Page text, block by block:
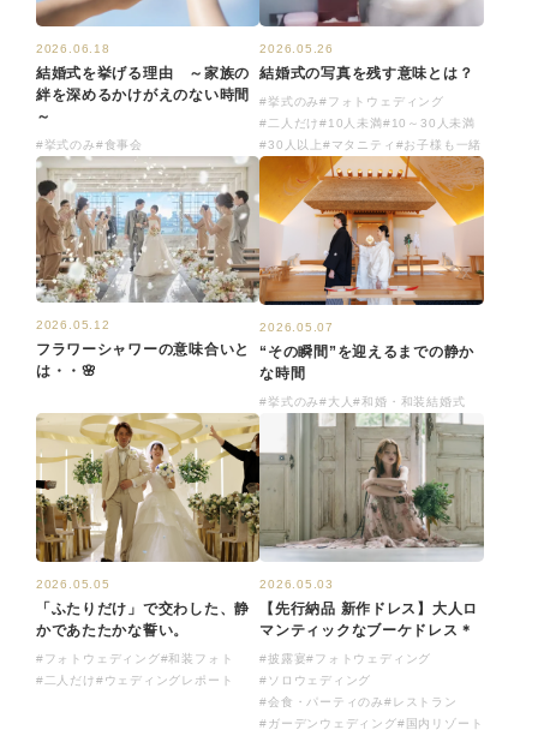
2026.06.18
結婚式を挙げる理由 ～家族の
絆を深めるかけがえのない時間
～
#挙式のみ#食事会
2026.05.26
結婚式の写真を残す意味とは？
#挙式のみ#フォトウェディング
#二人だけ#10人未満#10～30人未満
#30人以上#マタニティ #お子様も一緒
2026.05.12
フラワーシャワーの意味合いと
は・・🌸
2026.05.07
“その瞬間”を迎えるまでの静か
な時間
#挙式のみ#大人#和婚・和装結婚式
2026.05.05
「ふたりだけ」で交わした、静
かであたたかな誓い。
#フォトウェディング#和装フォト
#二人だけ#ウェディングレポート
2026.05.03
【先行納品 新作ドレス】大人ロ
マンティックなブーケドレス＊
#披露宴#フォトウェディング
#ソロウェディング
#会食・パーティのみ#レストラン
#ガーデンウェディング#国内リゾート